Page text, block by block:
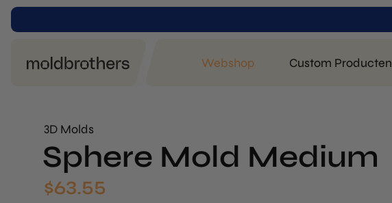
Webshop Custom Producten
3D Molds
Sphere Mold Medium
$63.55